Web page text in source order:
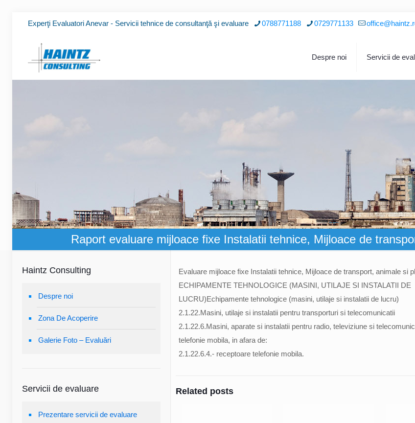
Experţi Evaluatori Anevar - Servicii tehnice de consultanţă şi evaluare 0788771188 0729771133
Despre noi Servicii de
Raport evaluare mijloace fixe Instalatii tehnice, Mijloace de
Evaluare mijloace fixe Instalatii tehnice, Mijloace de transport, animale si
ECHIPAMENTE TEHNOLOGICE (MASINI, UTILAJE SI INSTALATII DE
LUCRU)Echipamente tehnologice (masini, utilaje si instalatii de lucru)
2.1.22.Masini, utilaje si instalatii pentru transporturi si telecomunicatii
2.1.22.6.Masini, aparate si instalatii pentru radio, televiziune si
telefonie mobila, in afara de:
2.1.22.6.4.- receptoare telefonie mobila.
Related posts
Haintz Consulting
Despre noi
Zona De Acoperire
Galerie Foto – Evaluări
Servicii de evaluare
Prezentare servicii de evaluare